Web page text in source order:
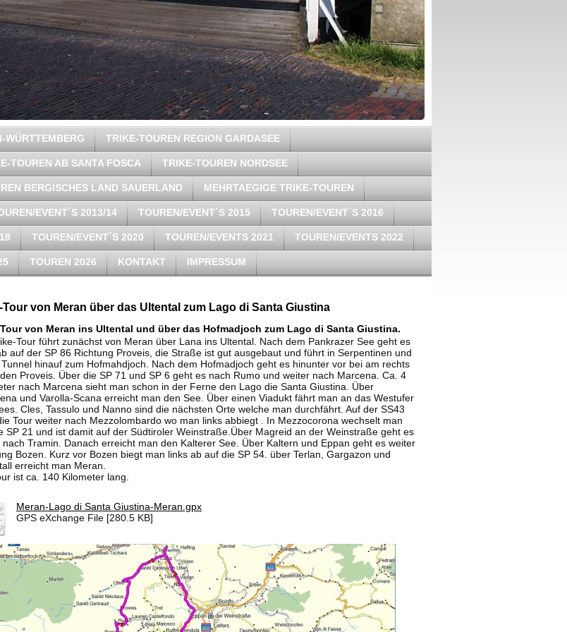
WÜRTTEMBERG TRIKE-TOUREN REGION GARDASEE
TOUREN AB SANTA FOSCA TRIKE-TOUREN NORDSEE
BERGISCHES LAND SAUERLAND MEHRTAEGIGE TRIKE-TOUREN
EVENT´S 2013/14 TOUREN/EVENT`S 2015 TOUREN/EVENT`S 2016
TOUREN/EVENT`S 2020 TOUREN/EVENTS 2021 TOUREN/EVENTS 2022
TOUREN 2026 KONTAKT IMPRESSUM
Tour von Meran über das Ultental zum Lago di Santa Giustina
von Meran ins Ultental und über das Hofmadjoch zum Lago di Santa Giustina.
Tour führt zunächst von Meran über Lana ins Ultental. Nach dem Pankrazer See geht es
auf der SP 86 Richtung Proveis, die Straße ist gut ausgebaut und führt in Serpentinen und
hinauf zum Hofmahdjoch. Nach dem Hofmadjoch geht es hinunter vor bei am rechts
Proveis. Über die SP 71 und SP 6 geht es nach Rumo und weiter nach Marcena. Ca. 4
nach Marcena sieht man schon in der Ferne den Lago die Santa Giustina. Über
und Varolla-Scana erreicht man den See. Über einen Viadukt fährt man an das Westufer
Cles, Tassulo und Nanno sind die nächsten Orte welche man durchfährt. Auf der SS43
Tour weiter nach Mezzolombardo wo man links abbiegt . In Mezzocorona wechselt man
SP 21 und ist damit auf der Südtiroler Weinstraße. Über Magreid an der Weinstraße geht es
nach Tramin. Danach erreicht man den Kalterer See. Über Kaltern und Eppan geht es weiter
Bozen. Kurz vor Bozen biegt man links ab auf die SP 54. über Terlan, Gargazon und
erreicht man Meran.
ist ca. 140 Kilometer lang.
Meran-Lago di Santa Giustina-Meran.gpx
GPS eXchange File [280.5 KB]